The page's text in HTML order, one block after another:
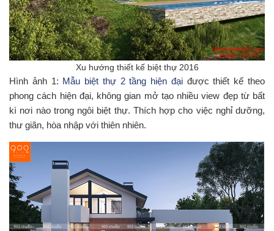
Xu hướng thiết kế biệt thự 2016
Hình ảnh 1: Mẫu biệt thự 2 tầng hiện đạiđược thiết kế theo
phong cách hiện đại, không gian mở tạo nhiều view đẹp từ bất
kì nơi nào trong ngôi biệt thự. Thích hợp cho việc nghỉ dưỡng,
thư giãn, hòa nhập với thiên nhiên.